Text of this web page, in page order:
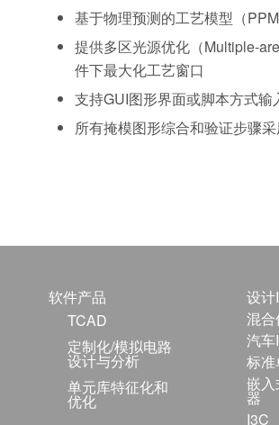
基于物理预测的工艺模型（
提供多区光源优化（Multiple-
件下最大化工艺窗口
支持GUI图形界面或脚本方式
所有掩模图形综合和验证步骤
软件产品
TCAD
定制化/模拟电路
设计与分析
单元库特征化和
优化
设计
混
汽车
标
嵌
器
I3C